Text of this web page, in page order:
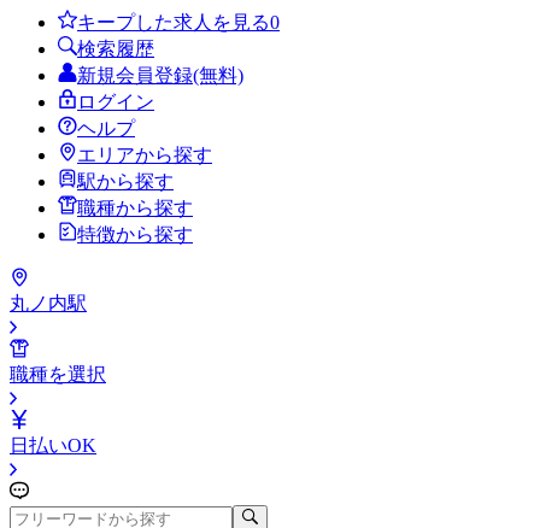
キープした求人を見る0
検索履歴
新規会員登録(無料)
ログイン
ヘルプ
エリアから探す
駅から探す
職種から探す
特徴から探す
丸ノ内駅
職種を選択
日払いOK